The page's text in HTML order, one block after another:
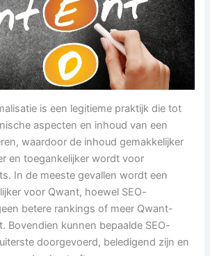
is een legitieme praktijk die tot
aspecten en inhoud van een
waardoor de inhoud gemakkelijker
en toegankelijker wordt voor
In de meeste gevallen wordt een
voor Qwant, hoewel SEO-
betere rankings of meer Qwant-
Bovendien kunnen bepaalde SEO-
doorgevoerd, beledigend zijn en